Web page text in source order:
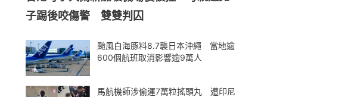
子踢後咬傷警 雙雙判囚
颱風白海豚料8.7襲日本沖繩 當地逾
600個航班取消影響逾9萬人
馬航機師涉偷運7萬粒搖頭丸 遭印尼